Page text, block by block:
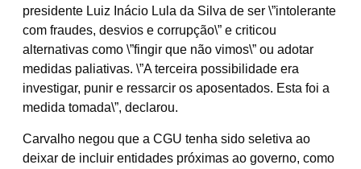
presidente Luiz Inácio Lula da Silva de ser \”intolerante
com fraudes, desvios e corrupção\” e criticou
alternativas como \”fingir que não vimos\” ou adotar
medidas paliativas. \”A terceira possibilidade era
investigar, punir e ressarcir os aposentados. Esta foi a
medida tomada\”, declarou.
Carvalho negou que a CGU tenha sido seletiva ao
deixar de incluir entidades próximas ao governo, como